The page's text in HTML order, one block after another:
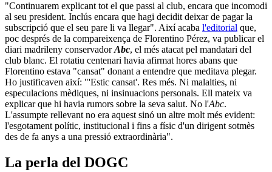
"Continuarem explicant tot el que passi al club, encara que incomodi
al seu president. Inclús encara que hagi decidit deixar de pagar la
subscripció que el seu pare li va llegar". Així acaba l'editorial que,
poc després de la compareixença de Florentino Pérez, va publicar el
diari madrileny conservadorAbc, el més atacat pel mandatari del
club blanc. El rotatiu centenari havia afirmat hores abans que
Florentino estava "cansat" donant a entendre que meditava plegar.
Ho justificaven així: "'Estic cansat'. Res més. Ni malalties, ni
especulacions mèdiques, ni insinuacions personals. Ell mateix va
explicar que hi havia rumors sobre la seva salut. No l'Abc.
L'assumpte rellevant no era aquest sinó un altre molt més evident:
l'esgotament polític, institucional i fins a físic d'un dirigent sotmès
des de fa anys a una pressió extraordinària".
La perla del DOGC